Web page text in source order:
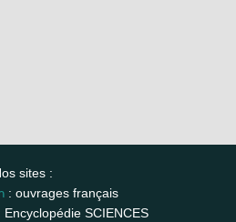
sites :
: ouvrages français
SCIENCES